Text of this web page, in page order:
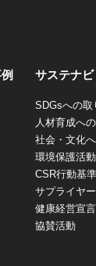
サステナビ
SDGsへの取
人材育成へ
社会・文化
環境保護活
CSR行動基準
サプライヤ
健康経営宣言
協賛活動